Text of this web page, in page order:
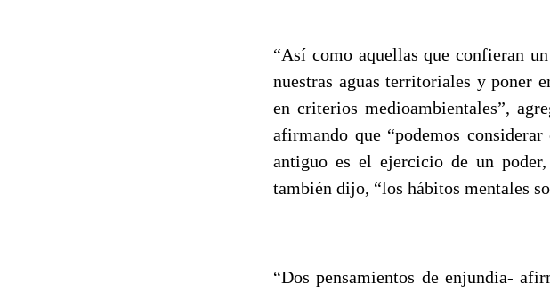
“Así como aquellas que confieran
nuestras aguas territoriales y poner
en criterios medioambientales”,
afirmando que “podemos
antiguo es el ejercicio de un
también dijo, “los hábitos mentales
“Dos pensamientos de enjundia-